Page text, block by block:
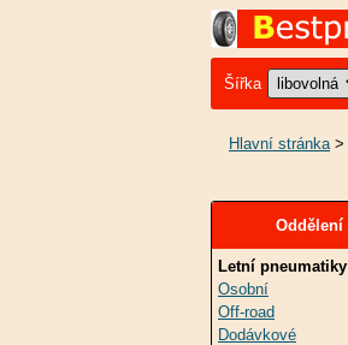
Šířka
Hlavní stránka>
Oddělení
Letní pneumatiky
Osobní
Off-road
Dodávkové